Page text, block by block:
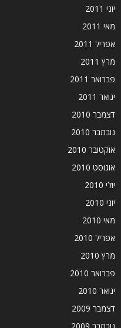
יוני 2011
מאי 2011
אפריל 2011
מרץ 2011
פברואר 2011
ינואר 2011
דצמבר 2010
נובמבר 2010
אוקטובר 2010
אוגוסט 2010
יולי 2010
יוני 2010
מאי 2010
אפריל 2010
מרץ 2010
פברואר 2010
ינואר 2010
דצמבר 2009
נובמבר 2009